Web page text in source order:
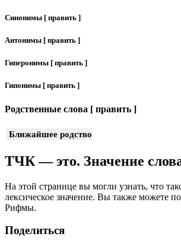
Синонимы [ править ]
Антонимы [ править ]
Гиперонимы [ править ]
Гипонимы [ править ]
Родственные слова [ править ]
Ближайшее родство
ТЧК — это. Значение
На этой странице вы могли узнать, что
лексическое значение. Вы также можете
Рифмы.
Поделиться